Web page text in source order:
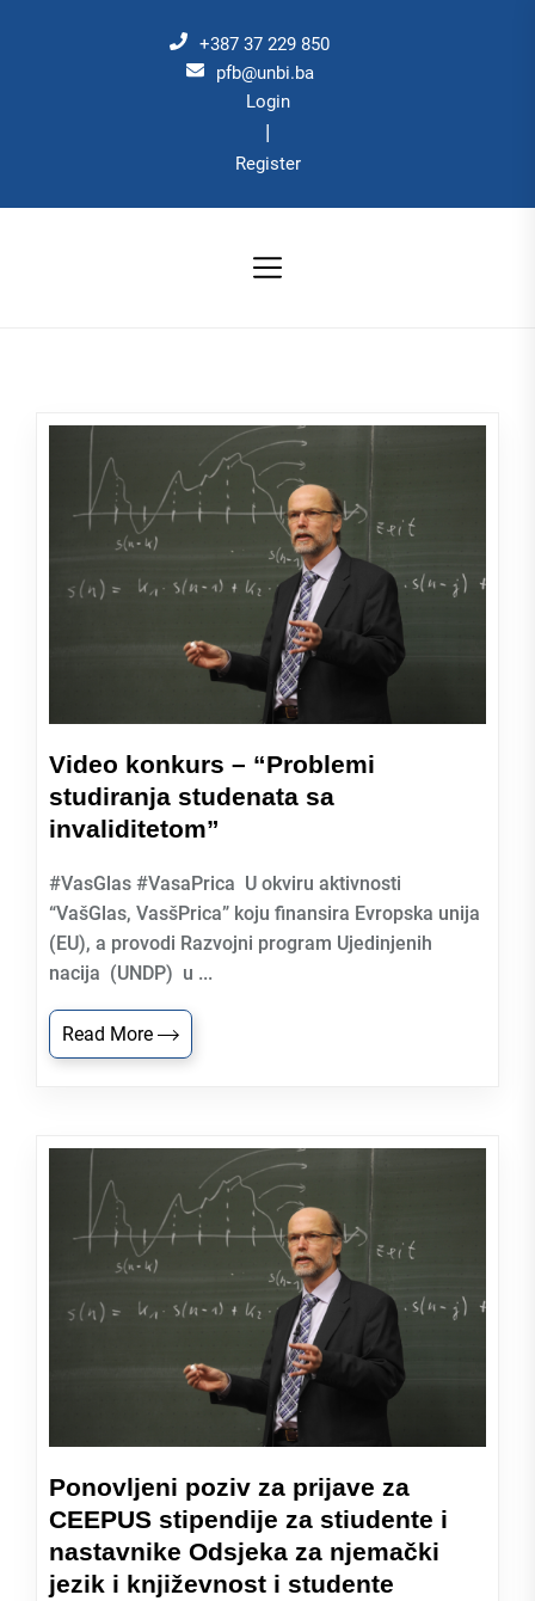
+387 37 229 850
pfb@unbi.ba
Login
|
Register
Video konkurs – “Problemi
studiranja studenata sa
invaliditetom”
#VasGlas #VasaPrica U okviru aktivnosti
“VašGlas, VasšPrica” koju finansira Evropska unija
(EU), a provodi Razvojni program Ujedinjenih
nacija (UNDP) u ...
Read More
Ponovljeni poziv za prijave za
CEEPUS stipendije za stiudente i
nastavnike Odsjeka za njemački
jezik i književnost i studente